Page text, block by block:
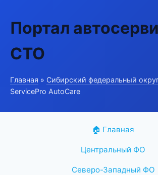
Портал
СТО
Главная » Сибирский федеральный
ServicePro AutoCare
🏠 Главная
Центральный ФО
Северо-Западный ФО